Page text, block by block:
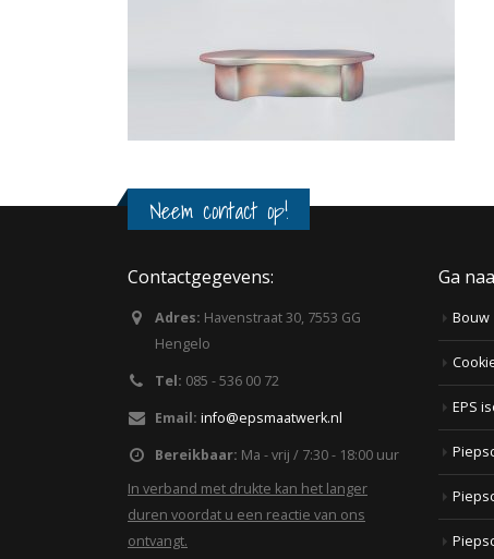
Neem contact op!
Contactgegevens:
Adres: Havenstraat 30, 7553 GG
Hengelo
Tel: 085 - 536 00 72
Email: info@epsmaatwerk.nl
Bereikbaar: Ma - vrij / 7:30 - 18:00 uur
In verband met drukte kan het langer
duren voordat u een reactie van ons
ontvangt.
Ga
Bouw
EPS